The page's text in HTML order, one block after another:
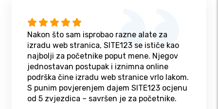
Nakon što sam isprobao razne alate za
izradu web stranica, SITE123 se ističe kao
najbolji za početnike poput mene. Njegov
jednostavan postupak i iznimna online
podrška čine izradu web stranice vrlo lakom.
S punim povjerenjem dajem SITE123 ocjenu
od 5 zvjezdica – savršen je za početnike.